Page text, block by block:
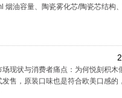
油容量、陶瓷雾化芯/陶瓷芯结构
现状与消费者痛点：为何悦刻积木
售，原装口味也是符合欧美口感的